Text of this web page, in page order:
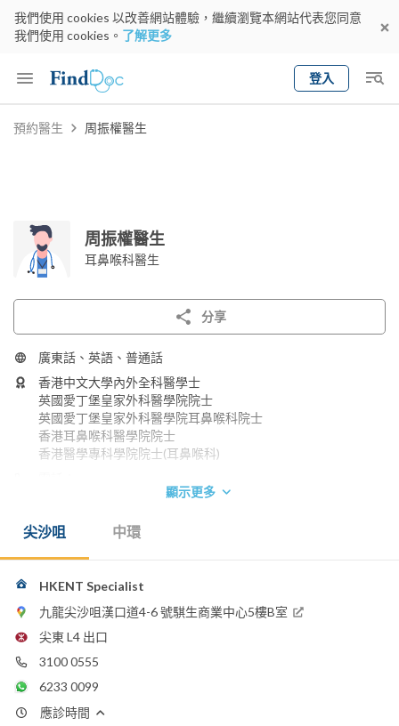
我們使用 cookies 以改善網站體驗，繼續瀏覽本網站代表您同意
我們使用 cookies。 了解更多
登入
Keyword
預約醫生 周振權醫生
周振權醫生
耳鼻喉科醫生
分享
廣東話、英語、普通話
香港中文大學內外全科醫學士
英國愛丁堡皇家外科醫學院院士
英國愛丁堡皇家外科醫學院耳鼻喉科院士
香港耳鼻喉科醫學院院士
香港醫學專科學院院士(耳鼻喉科)
WhatsApp:
6233 0099
電郵：
hongkongentspecialist@gmail.com
香港浸信會醫院
顯示更多
尖沙咀 中環
HKENT Specialist
九龍尖沙咀漢口道4-6 號騏生商業中心5樓B室
尖東 L4 出口
3100 0555
6233 0099
應診時間